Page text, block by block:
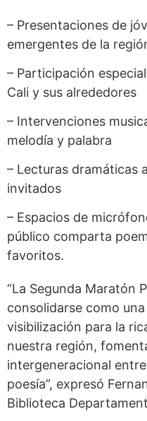
– Presentaciones de
emergentes de la
– Participación
Cali y sus alrededores
– Intervenciones
melodía y palabra
– Lecturas dramáticas
invitados
– Espacios de
público comparta
favoritos.
“La Segunda Maratón
consolidarse como
visibilización para la
nuestra región,
intergeneracional
poesía”, expresó
Biblioteca